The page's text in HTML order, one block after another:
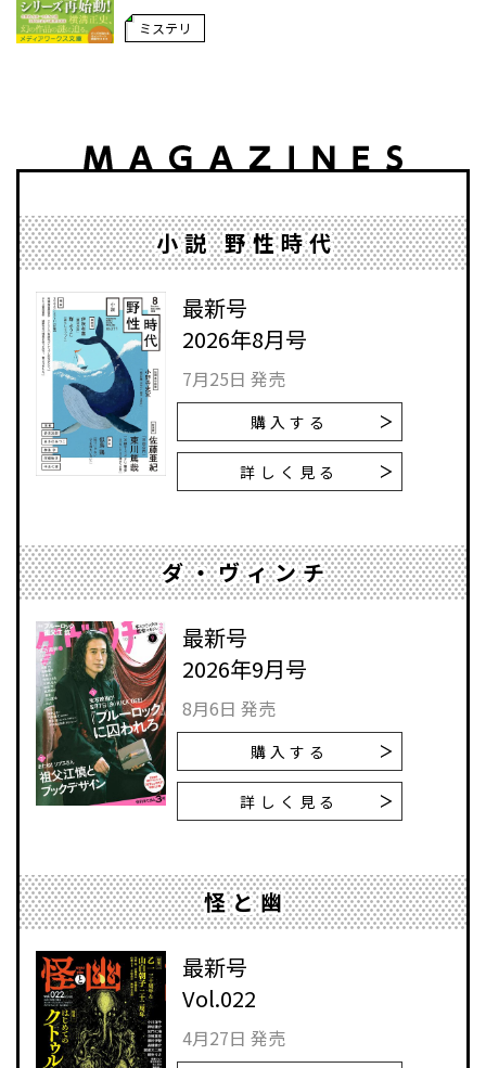
ミステリ
小説 野性時代
最新号
2026年8月号
7月25日 発売
購入する
詳しく見る
ダ・ヴィンチ
最新号
2026年9月号
8月6日 発売
購入する
詳しく見る
怪と幽
最新号
Vol.022
4月27日 発売